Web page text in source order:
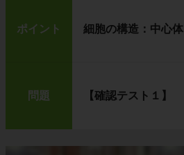
ポイント 細胞の構造：中心体
問題 【確認テスト１】